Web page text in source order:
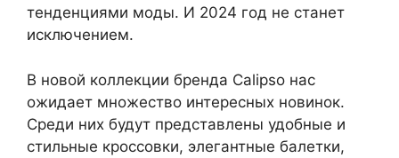
тенденциями моды. И 2024 год не станет
исключением.
В новой коллекции бренда Calipso нас
ожидает множество интересных новинок.
Среди них будут представлены удобные и
стильные кроссовки, элегантные балетки,